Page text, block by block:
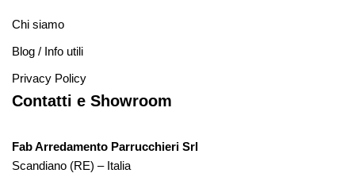
Chi siamo
Blog / Info utili
Privacy Policy
Contatti e Showroom
Fab Arredamento Parrucchieri Srl
Scandiano (RE) – Italia